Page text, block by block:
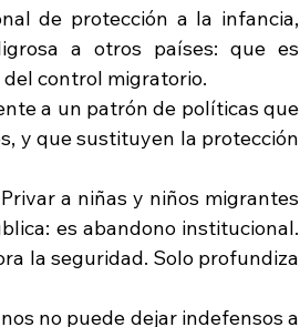
de protección a la infancia,
a otros países: que es
control migratorio.
a un patrón de políticas que
y que sustituyen la protección
a niñas y niños migrantes
es abandono institucional.
la seguridad. Solo profundiza
no puede dejar indefensos a